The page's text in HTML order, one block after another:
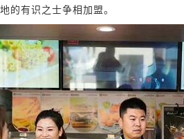
的有识之士争相加盟。